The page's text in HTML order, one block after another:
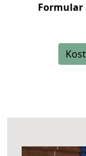
Formular